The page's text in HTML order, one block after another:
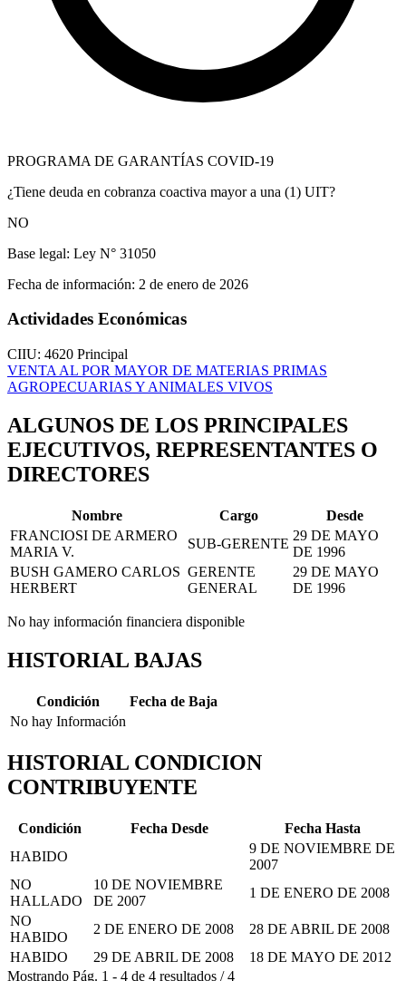
PROGRAMA DE GARANTÍAS COVID-19
¿Tiene deuda en cobranza coactiva mayor a una (1) UIT?
NO
Base legal: Ley N° 31050
Fecha de información: 2 de enero de 2026
Actividades Económicas
CIIU: 4620 Principal
VENTA AL POR MAYOR DE MATERIAS PRIMAS
AGROPECUARIAS Y ANIMALES VIVOS
ALGUNOS DE LOS PRINCIPALES
EJECUTIVOS, REPRESENTANTES O
DIRECTORES
Nombre Cargo
Desde
FRANCIOSI DE ARMERO
MARIA V.
SUB-GERENTE
29 DE MAYO
DE 1996
BUSH GAMERO CARLOS
HERBERT
GERENTE
GENERAL
29 DE MAYO
DE 1996
No hay información financiera disponible
HISTORIAL BAJAS
Condición
Fecha de Baja
No hay Información
HISTORIAL CONDICION
CONTRIBUYENTE
Condición Fecha Desde
Fecha Hasta
HABIDO
9 DE NOVIEMBRE DE
2007
NO
HALLADO
10 DE NOVIEMBRE
DE 2007
1 DE ENERO DE 2008
NO
HABIDO
2 DE ENERO DE 2008
28 DE ABRIL DE 2008
HABIDO
29 DE ABRIL DE 2008
18 DE MAYO DE 2012
Mostrando Pág. 1 - 4 de 4 resultados /4